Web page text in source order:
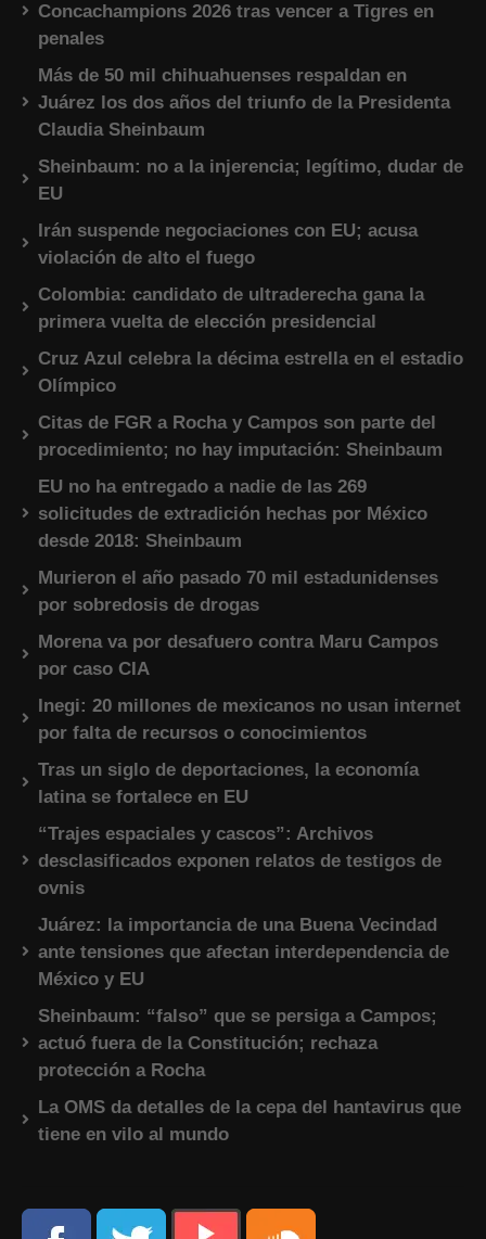
Concachampions 2026 tras vencer a Tigres en
penales
Más de 50 mil chihuahuenses respaldan en
Juárez los dos años del triunfo de la Presidenta
Claudia Sheinbaum
Sheinbaum: no a la injerencia; legítimo, dudar de
EU
Irán suspende negociaciones con EU; acusa
violación de alto el fuego
Colombia: candidato de ultraderecha gana la
primera vuelta de elección presidencial
Cruz Azul celebra la décima estrella en el estadio
Olímpico
Citas de FGR a Rocha y Campos son parte del
procedimiento; no hay imputación: Sheinbaum
EU no ha entregado a nadie de las 269
solicitudes de extradición hechas por México
desde 2018: Sheinbaum
Murieron el año pasado 70 mil estadunidenses
por sobredosis de drogas
Morena va por desafuero contra Maru Campos
por caso CIA
Inegi: 20 millones de mexicanos no usan internet
por falta de recursos o conocimientos
Tras un siglo de deportaciones, la economía
latina se fortalece en EU
“Trajes espaciales y cascos”: Archivos
desclasificados exponen relatos de testigos de
ovnis
Juárez: la importancia de una Buena Vecindad
ante tensiones que afectan interdependencia de
México y EU
Sheinbaum: “falso” que se persiga a Campos;
actuó fuera de la Constitución; rechaza
protección a Rocha
La OMS da detalles de la cepa del hantavirus que
tiene en vilo al mundo